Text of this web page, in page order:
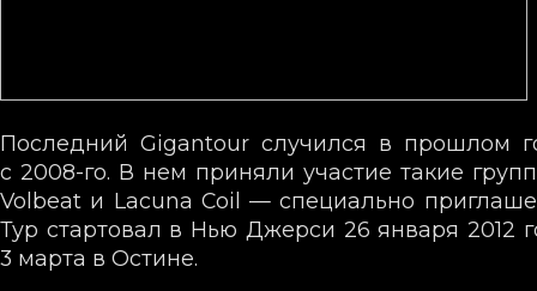
Последний Gigantour случился в прошлом
с 2008-го. В нем приняли участие такие
Volbeat и Lacuna Coil — специально
Тур стартовал в Нью Джерси 26 января 2012
3 марта в Остине.